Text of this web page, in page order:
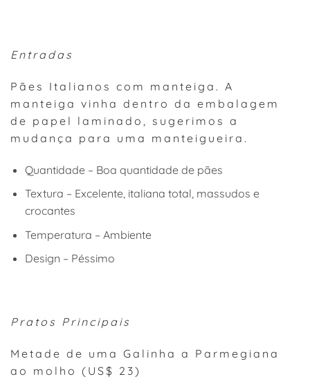
Entradas
Pães Italianos com manteiga. A
manteiga vinha dentro da embalagem
de papel laminado, sugerimos a
mudança para uma manteigueira.
Quantidade – Boa quantidade de pães
Textura – Excelente, italiana total, massudos e
crocantes
Temperatura – Ambiente
Design – Péssimo
Pratos Principais
Metade de uma Galinha a Parmegiana
ao molho (US$ 23)